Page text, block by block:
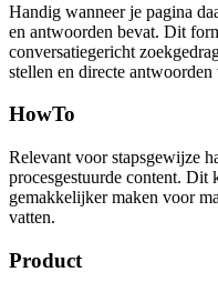
Handig wanneer je pagina
en antwoorden bevat. Dit
conversatiegericht
stellen en directe antwoorden
HowTo
Relevant voor stapsgewijze
procesgestuurde content. Dit
gemakkelijker maken voor
vatten.
Product